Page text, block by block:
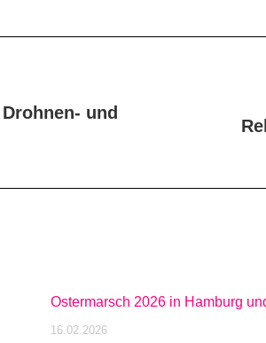
und
Ostermarsch 2026 in Hamburg
16.02.2026